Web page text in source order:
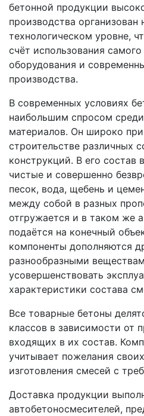
бетонной продукции
производства
технологическом уровне,
счёт использования
оборудования и
производства.
В современных условиях
наибольшим спросом
материалов. Он широко
строительстве различных
конструкций. В его состав
чистые и совершенно
песок, вода, щебень и
между собой в разных
отгружается и в таком же
подаётся на конечный
компоненты дополняются
разнообразными
усовершенствовать
характеристики состава
Все товарные бетоны
классов в зависимости от
входящих в их состав.
учитывает пожелания
изготовления смесей с
Доставка продукции
автобетоносмесителей,